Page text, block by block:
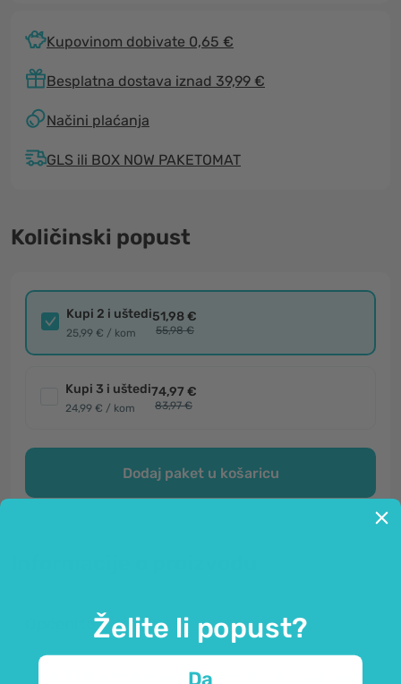
Kupovinom dobivate 0,65 €
Besplatna dostava iznad 39,99 €
Načini plaćanja
GLS ili BOX NOW PAKETOMAT
Količinski popust
Kupi 2 i uštedi
25,99 € / kom
51,98 €
55,98 €
Kupi 3 i uštedi
24,99 € / kom
74,97 €
83,97 €
Dodaj paket u košaricu
Općenito
AFA Klamatske alge - neprocjenjive alge
Želite li popust?
Da